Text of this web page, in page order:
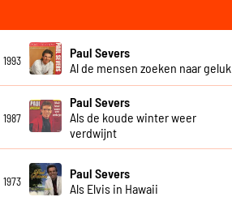
1993
Paul Severs
Al de mensen zoeken naar geluk
1987
Paul Severs
Als de koude winter weer
verdwijnt
1973
Paul Severs
Als Elvis in Hawaii